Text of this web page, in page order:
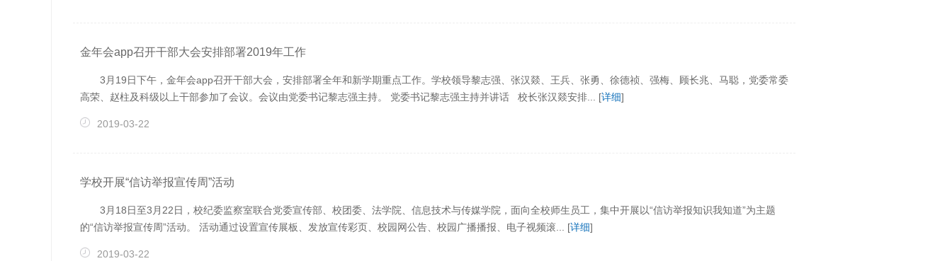
金年会app召开干部大会安排部署2019年工作
3月19日下午，金年会app召开干部大会，安排部署全年和新学期重点工作。学校领导黎志强、张汉燚、王兵、张勇、徐德祯、强梅、顾长兆、马聪，党委常委
高荣、赵柱及科级以上干部参加了会议。会议由党委书记黎志强主持。 党委书记黎志强主持并讲话 校长张汉燚安排... [详细]
2019-03-22
学校开展“信访举报宣传周”活动
3月18日至3月22日，校纪委监察室联合党委宣传部、校团委、法学院、信息技术与传媒学院，面向全校师生员工，集中开展以“信访举报知识我知道”为主题
的“信访举报宣传周”活动。 活动通过设置宣传展板、发放宣传彩页、校园网公告、校园广播播报、电子视频滚... [详细]
2019-03-22